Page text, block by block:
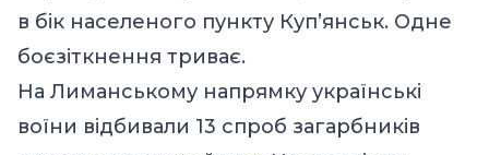
в бік населеного пункту Куп’янськ. Одне
боєзіткнення триває.
На Лиманському напрямку українські
воїни відбивали 13 спроб загарбників